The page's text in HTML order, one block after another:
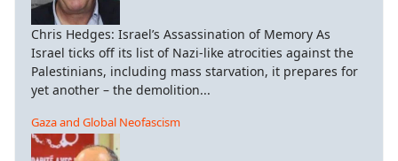
Chris Hedges: Israel’s Assassination of Memory As
Israel ticks off its list of Nazi-like atrocities against the
Palestinians, including mass starvation, it prepares for
yet another – the demolition...
Gaza and Global Neofascism